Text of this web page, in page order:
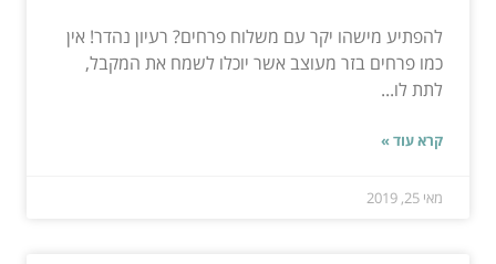
להפתיע מישהו יקר עם משלוח פרחים? רעיון נהדר! אין
כמו פרחים בזר מעוצב אשר יוכלו לשמח את המקבל,
לתת לו...
קרא עוד »
מאי 25, 2019